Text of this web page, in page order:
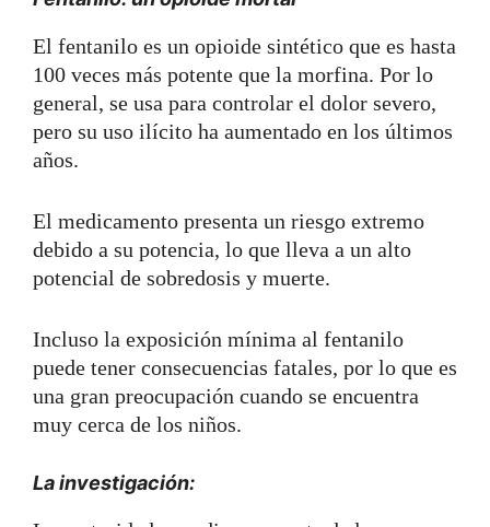
El fentanilo es un opioide sintético que es hasta
100 veces más potente que la morfina. Por lo
general, se usa para controlar el dolor severo,
pero su uso ilícito ha aumentado en los últimos
años.
El medicamento presenta un riesgo extremo
debido a su potencia, lo que lleva a un alto
potencial de sobredosis y muerte.
Incluso la exposición mínima al fentanilo
puede tener consecuencias fatales, por lo que es
una gran preocupación cuando se encuentra
muy cerca de los niños.
La investigación: